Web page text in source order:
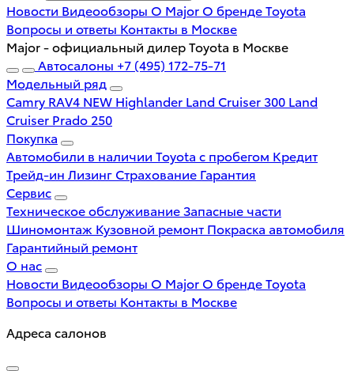
Новости Видеообзоры О Major О бренде Toyota
Вопросы и ответы Контакты в Москве
Major - официальный дилер Toyota в Москве
Автосалоны +7 (495) 172-75-71
Модельный ряд
Camry RAV4 NEW Highlander Land Cruiser 300 Land
Cruiser Prado 250
Покупка
Автомобили в наличии Toyota с пробегом Кредит
Трейд-ин Лизинг Страхование Гарантия
Сервис
Техническое обслуживаниеЗапасные части
Шиномонтаж Кузовной ремонт Покраска автомобиля
Гарантийный ремонт
О нас
Новости Видеообзоры О Major О бренде Toyota
Вопросы и ответы Контакты в Москве
Адреса салонов